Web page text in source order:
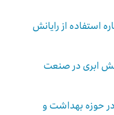
استفاده از رایانش
ابری در صنعت
حوزه بهداشت و